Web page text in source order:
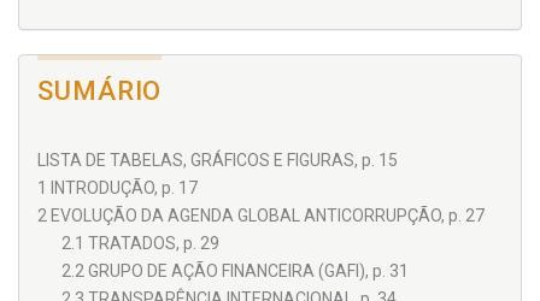
SUMÁRIO
LISTA DE TABELAS, GRÁFICOS E FIGURAS, p. 15
1 INTRODUÇÃO, p. 17
2 EVOLUÇÃO DA AGENDA GLOBAL ANTICORRUPÇÃO, p. 27
2.1 TRATADOS, p. 29
2.2 GRUPO DE AÇÃO FINANCEIRA (GAFI), p. 31